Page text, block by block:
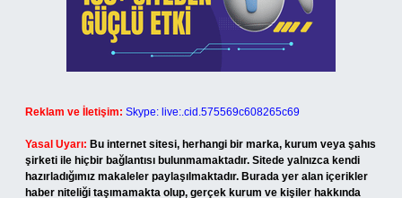
Reklam ve İletişim: Skype: live:.cid.575569c608265c69
Yasal Uyarı: Bu internet sitesi, herhangi bir marka, kurum veya şahıs
şirketi ile hiçbir bağlantısı bulunmamaktadır. Sitede yalnızca kendi
hazırladığımız makaleler paylaşılmaktadır. Burada yer alan içerikler
haber niteliği taşımamakta olup, gerçek kurum ve kişiler hakkında